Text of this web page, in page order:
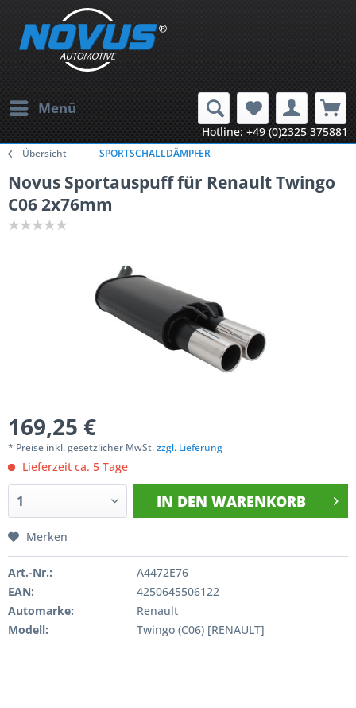
Menü
Hotline: +49 (0)2325 375881
Übersicht SPORTSCHALLDÄMPFER
Novus Sportauspuff für Renault Twingo
C06 2x76mm
169,25 €
* Preise inkl. gesetzlicher MwSt.zzgl. Lieferung
Lieferzeit ca. 5 Tage
IN DEN WARENKORB
Merken
Art.-Nr.:
A4472E76
EAN:
4250645506122
Automarke:
Renault
Modell:
Twingo (C06) [RENAULT]